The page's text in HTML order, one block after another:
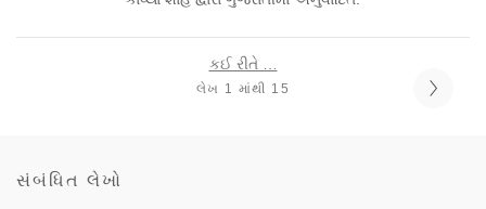
કઈ રીતે …
લેખ 1 માંથી 15
સંબંધિત લેખો